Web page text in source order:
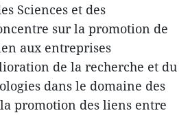
Sciences et des
sur la promotion de
aux entreprises
de la recherche et du
dans le domaine des
promotion des liens entre